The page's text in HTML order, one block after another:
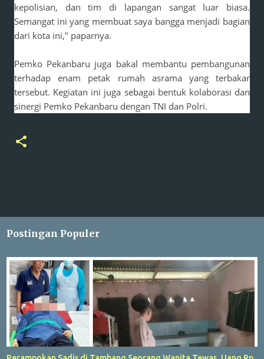
kepolisian, dan tim di lapangan sangat luar biasa.
Semangat ini yang membuat saya bangga menjadi bagian
dari kota ini," paparnya.
Pemko Pekanbaru juga bakal membantu pembangunan
terhadap enam petak rumah asrama yang terbakar
tersebut. Kegiatan ini juga sebagai bentuk kolaborasi dan
sinergi Pemko Pekanbaru dengan TNI dan Polri.
Postingan Populer